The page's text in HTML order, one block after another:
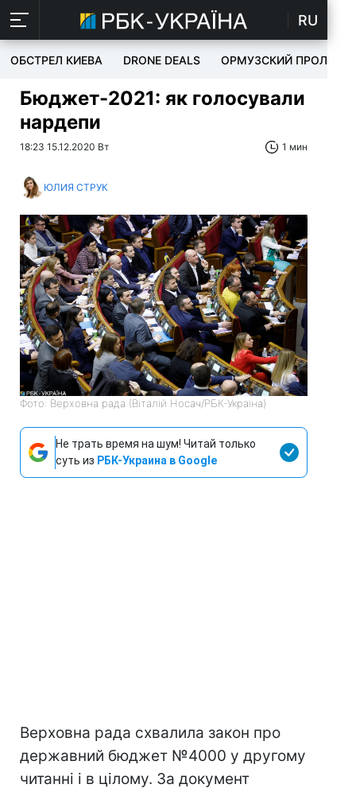
RU
ОБСТРЕЛ КИЕВА DRONE DEALS ОРМУЗСКИЙ ПРОЛИВ
Бюджет-2021: як голосували
нардепи
18:23 15.12.2020 Вт 1 мин
ЮЛИЯ СТРУК
Фото: Верховна рада (Віталій Носач/РБК-Україна)
Не трать время на шум! Читай только
суть из РБК-Украина в Google
Верховна рада схвалила закон про
державний бюджет №4000 у другому
читанні і в цілому. За документ